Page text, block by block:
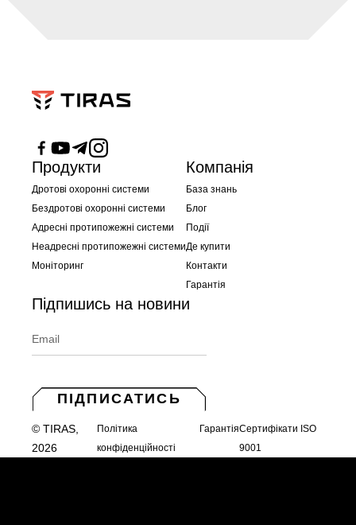
Продукти
Дротові охоронні системи
Бездротові охоронні системи
Адресні протипожежні системи
Неадресні протипожежні системи
Моніторинг
Компанія
База знань
Блог
Події
Де купити
Контакти
Гарантія
Підпишись на новини
ПІДПИСАТИСЬ
© TIRAS,
2026
Політика
конфіденційності
ГарантіяСертифікати ISO
9001